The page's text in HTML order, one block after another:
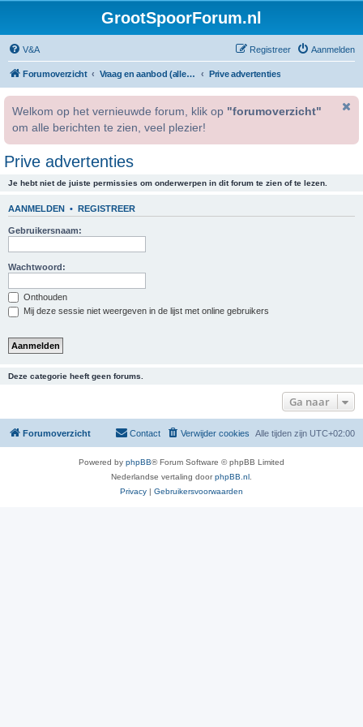
GrootSpoorForum.nl
V&A Aanmelden
Registreer
Forumoverzicht Vraag en aanbod (alleen voor geregistreerde gebruikers). Prive advertenties
Welkom op het vernieuwde forum, klik op "forumoverzicht"
om alle berichten te zien, veel plezier!
Prive advertenties
Je hebt niet de juiste permissies om onderwerpen in dit forum te zien of te lezen.
AANMELDEN • REGISTREER
Gebruikersnaam:
Wachtwoord:
Onthouden
Mij deze sessie niet weergeven in de lijst met online gebruikers
Deze categorie heeft geen forums.
Ga naar
Forumoverzicht Alle tijden zijn UTC+02:00
Verwijder cookies
Contact
Powered by phpBB® Forum Software © phpBB Limited
Nederlandse vertaling doorphpBB.nl
Privacy | Gebruikersvoorwaarden